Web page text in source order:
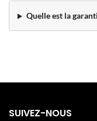
Quelle est la
SUIVEZ-NOUS